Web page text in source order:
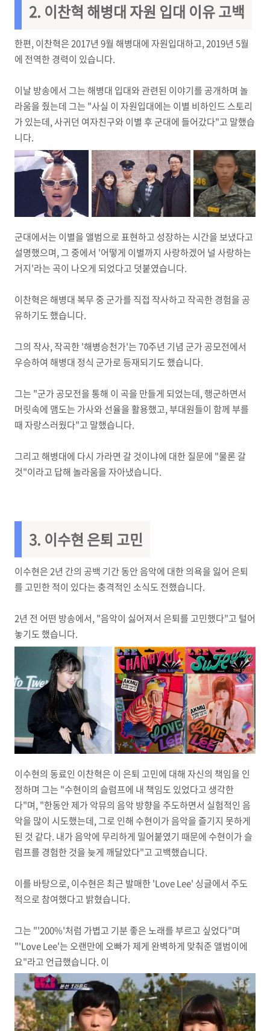
2. 이찬혁 해병대 자원 입대 이유 고백
한편, 이찬혁은 2017년 9월 해병대에 자원입대하고, 2019년 5월
에 전역한 경력이 있습니다.
이날 방송에서 그는 해병대 입대와 관련된 이야기를 공개하며 놀
라움을 줬는데 그는 "사실 이 자원입대에는 이별 비하인드 스토리
가 있는데, 사귀던 여자친구와 이별 후 군대에 들어갔다"고 말했습
니다.
군대에서는 이별을 앨범으로 표현하고 성장하는 시간을 보냈다고
설명했으며, 그 중에서 '어떻게 이별까지 사랑하겠어 널 사랑하는
거지'라는 곡이 나오게 되었다고 덧붙였습니다.
이찬혁은 해병대 복무 중 군가를 직접 작사하고 작곡한 경험을 공
유하기도 했습니다.
그의 작사, 작곡한 '해병승천가'는 70주년 기념 군가 공모전에서
우승하여 해병대 정식 군가로 등재되기도 했습니다.
그는 "군가 공모전을 통해 이 곡을 만들게 되었는데, 행군하면서
머릿속에 맴도는 가사와 선율을 활용했고, 부대원들이 함께 부를
때 자랑스러웠다"고 말했습니다.
그리고 해병대에 다시 가라면 갈 것이냐에 대한 질문에 "물론 갈
것"이라고 답해 놀라움을 자아냈습니다.
3. 이수현 은퇴 고민
이수현은 2년 간의 공백 기간 동안 음악에 대한 의욕을 잃어 은퇴
를 고민한 적이 있다는 충격적인 소식도 전했습니다.
2년 전 어떤 방송에서, "음악이 싫어져서 은퇴를 고민했다"고 털어
놓기도 했습니다.
이수현의 동료인 이찬혁은 이 은퇴 고민에 대해 자신의 책임을 인
정하며 그는 "수현이의 슬럼프에 내 책임도 있었다고 생각한
다"며, "한동안 제가 악뮤의 음악 방향을 주도하면서 실험적인 음
악을 많이 시도했는데, 그로 인해 수현이가 음악을 즐기지 못하게
된 것 같다. 내가 음악에 무리하게 밀어붙였기 때문에 수현이가 슬
럼프를 경험한 것을 늦게 깨달았다"고 고백했습니다.
이를 바탕으로, 이수현은 최근 발매한 'Love Lee' 싱글에서 주도
적으로 참여했다고 밝혔습니다.
그는 "'200%'처럼 가볍고 기분 좋은 노래를 부르고 싶었다"며
"'Love Lee'는 오랜만에 오빠가 제게 완벽하게 맞춰준 앨범이에
요"라고 언급했습니다. 이